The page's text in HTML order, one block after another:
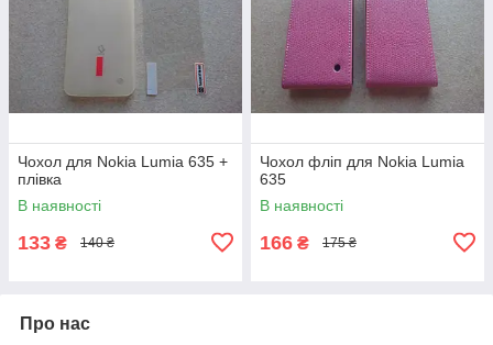
Чохол для Nokia Lumia 635 +
плівка
В наявності
133 ₴ 140 ₴
Чохол фліп для Nokia Lumia
635
В наявності
166 ₴ 175 ₴
Про нас